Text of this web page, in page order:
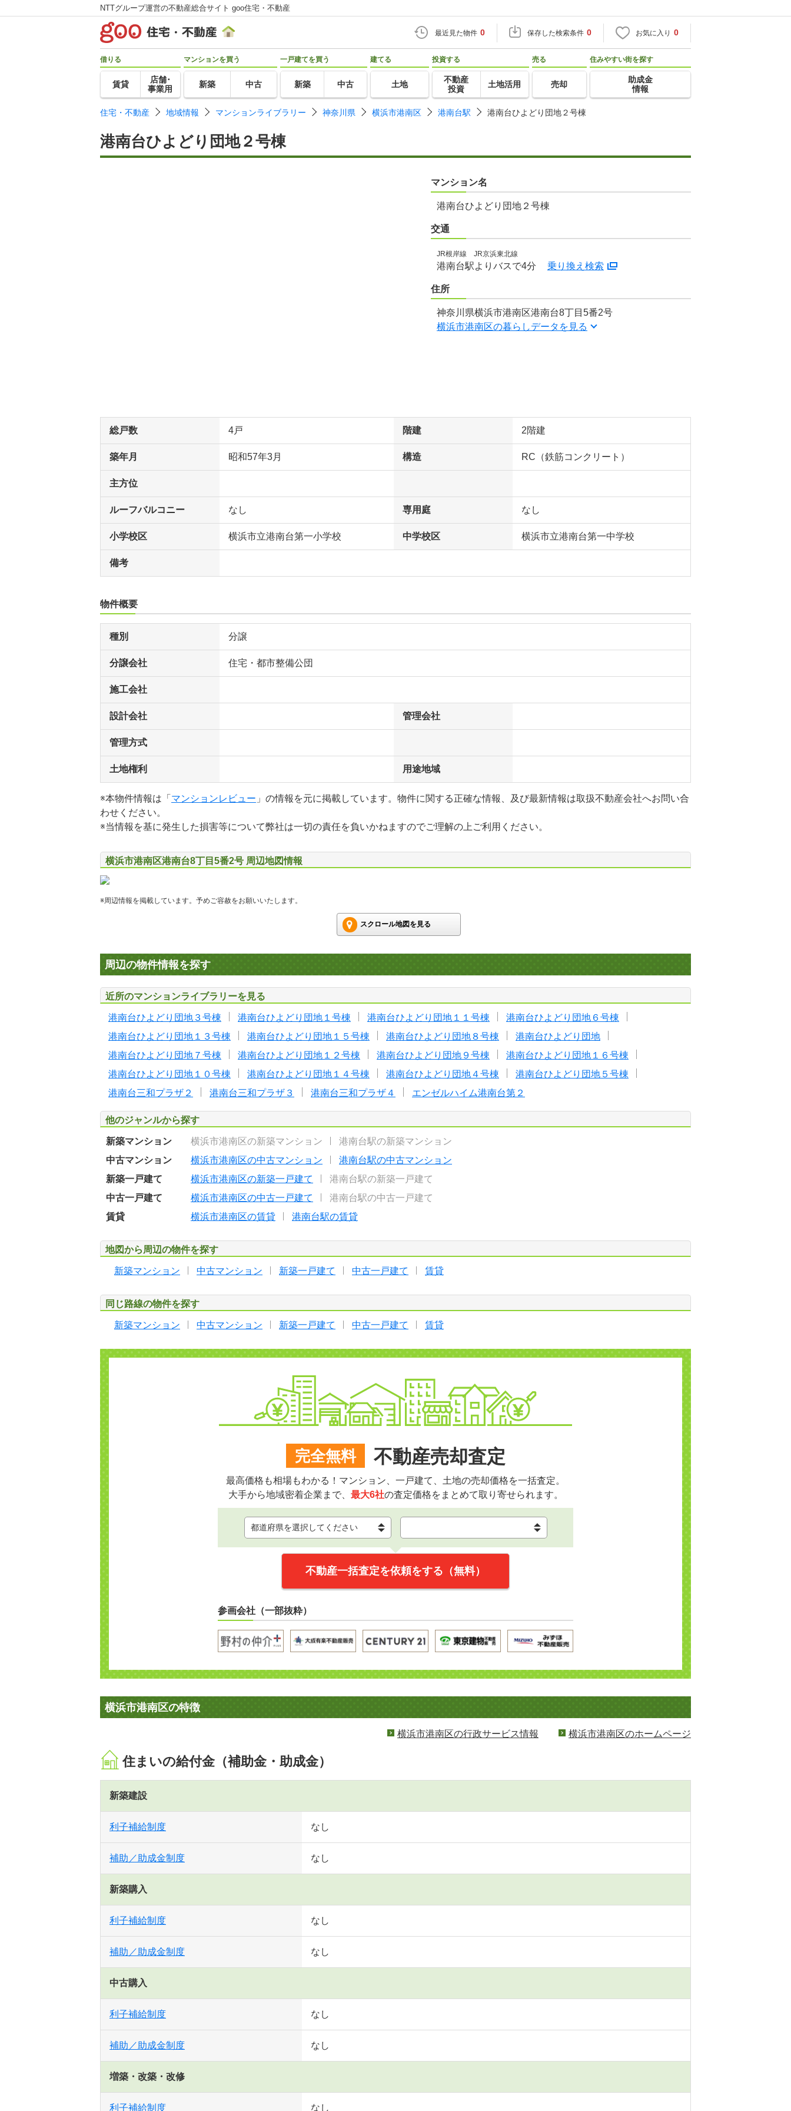
NTTグループ運営の不動産総合サイト goo住宅・不動産
最近見た物件 0 保存した検索条件 0 お気に入り 0
借りる
賃貸
店舗･
事業用
マンションを買う
新築 中古
一戸建てを買う
新築 中古
建てる
土地
投資する
不動産
投資
土地活用
売る
売却
住みやすい街を探す
助成金
情報
住宅・不動産 地域情報 マンションライブラリー 神奈川県 横浜市港南区 港南台駅 港南台ひよどり団地２号棟
港南台ひよどり団地２号棟
マンション名
港南台ひよどり団地２号棟
交通
JR根岸線 JR京浜東北線
港南台駅よりバスで4分 乗り換え検索
住所
神奈川県横浜市港南区港南台8丁目5番2号
横浜市港南区の暮らしデータを見る
総戸数 4戸 階建 2階建
築年月 昭和57年3月 構造 RC（鉄筋コンクリート）
主方位
ルーフバルコニー なし 専用庭 なし
小学校区 横浜市立港南台第一小学校 中学校区 横浜市立港南台第一中学校
備考
物件概要
種別 分譲
分譲会社 住宅・都市整備公団
施工会社
設計会社 管理会社
管理方式
土地権利 用途地域
※本物件情報は「 マンションレビュー 」の情報を元に掲載しています。物件に関する正確な情報、及び最新情報は取扱不動産会社へお問い合
わせください。
※当情報を基に発生した損害等について弊社は一切の責任を負いかねますのでご理解の上ご利用ください。
横浜市港南区港南台8丁目5番2号 周辺地図情報
※周辺情報を掲載しています。予めご容赦をお願いいたします。
スクロール地図を見る
周辺の物件情報を探す
近所のマンションライブラリーを見る
港南台ひよどり団地３号棟 港南台ひよどり団地１号棟 港南台ひよどり団地１１号棟
港南台ひよどり団地６号棟
港南台ひよどり団地１３号棟
港南台ひよどり団地１５号棟 港南台ひよどり団地８号棟
港南台ひよどり団地
港南台ひよどり団地７号棟
港南台ひよどり団地１２号棟 港南台ひよどり団地９号棟
港南台ひよどり団地１６号棟
港南台ひよどり団地１０号棟
港南台ひよどり団地１４号棟 港南台ひよどり団地４号棟
港南台ひよどり団地５号棟
港南台三和プラザ２
港南台三和プラザ３ 港南台三和プラザ４ エンゼルハイム港南台第２
他のジャンルから探す
新築マンション 横浜市港南区の新築マンション
港南台駅の新築マンション
中古マンション
横浜市港南区の中古マンション
港南台駅の中古マンション
新築一戸建て
横浜市港南区の新築一戸建て
港南台駅の新築一戸建て
中古一戸建て
横浜市港南区の中古一戸建て
港南台駅の中古一戸建て
賃貸
横浜市港南区の賃貸 港南台駅の賃貸
地図から周辺の物件を探す
新築マンション 中古マンション 新築一戸建て 中古一戸建て 賃貸
同じ路線の物件を探す
新築マンション 中古マンション 新築一戸建て 中古一戸建て 賃貸
完全無料 不動産売却査定
最高価格も相場もわかる！マンション、一戸建て、土地の売却価格を一括査定。
大手から地域密着企業まで、 最大6社の査定価格をまとめて取り寄せられます。
不動産一括査定を依頼をする（無料）
参画会社（一部抜粋）
横浜市港南区の特徴
横浜市港南区の行政サービス情報 横浜市港南区のホームページ
住まいの給付金（補助金・助成金）
新築建設
利子補給制度 なし
補助／助成金制度 なし
新築購入
利子補給制度 なし
補助／助成金制度 なし
中古購入
利子補給制度 なし
補助／助成金制度 なし
増築・改築・改修
利子補給制度 なし